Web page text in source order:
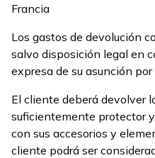
Francia
Los gastos de devolución
salvo disposición legal en
expresa de su asunción
El cliente deberá devolver
suficientemente protector
con sus accesorios y
cliente podrá ser